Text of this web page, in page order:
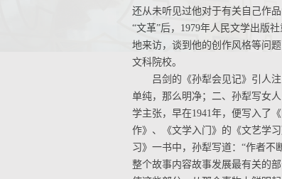
还从未听见过他对于有关自己作
“文革”后，1979年人民文学出版
地来访，谈到他的创作风格等问
文科院校。
吕剑的《孙犁会见记》引人
单纯，那么明净；二、孙犁写女
学主张，早在1941年，便写入了
作》、《文学入门》的《文艺学
习》一书中，孙犁写道：“作者不
整个故事内容故事发展最有关的